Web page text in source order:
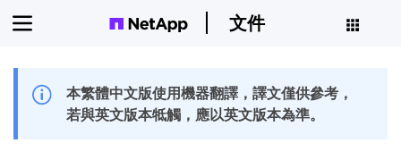
文件
本繁體中文版使用機器翻譯，譯文僅供參考，
若與英文版本牴觸，應以英文版本為準。